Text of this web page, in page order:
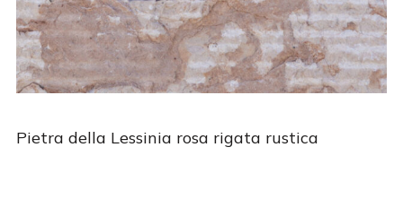
Pietra della Lessinia rosa rigata rustica